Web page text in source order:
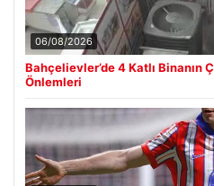
06/08/2026
Bahçelievler’de 4 Katlı Binanın
Önlemleri